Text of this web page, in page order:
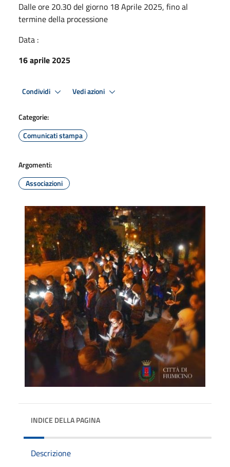
Dalle ore 20.30 del giorno 18 Aprile 2025, fino al
termine della processione
Data :
16 aprile 2025
Condividi Vedi azioni
Categorie:
Comunicati stampa
Argomenti:
Associazioni
INDICE DELLA PAGINA
Descrizione